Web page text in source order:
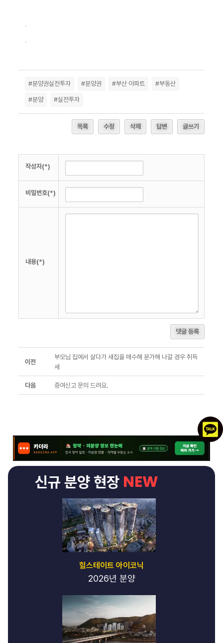
#분양권실전투자 #분양권 #부산 아파트 #부동산
#분양 #실전투자
목록 수정 삭제 답변 글쓰기
작성자(*)
비밀번호(*)
내용(*)
댓글 등록
이전
부모님 집에서 살다가 새집을 매수해 분가해 나갈 경우 취득
세
다음 증여신고 문의 드려요.
신규 분양 현장 NEW
힐스테이트 아이코닉
2026년 분양